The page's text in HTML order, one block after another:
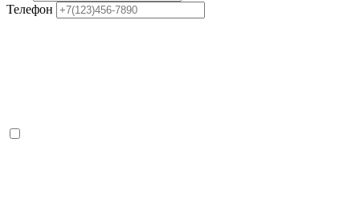
Телефон